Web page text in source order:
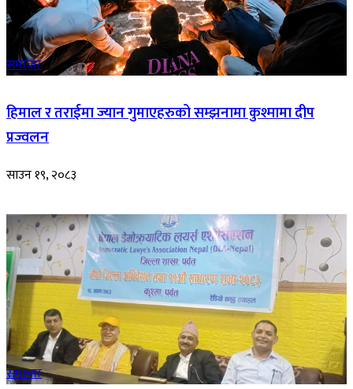
समाचार
हिमाल र तराईमा ज्यान गुमाएहरुको सम्झनामा कुश्मामा दीप
प्रज्वलन
साउन १९, २०८३
समाचार